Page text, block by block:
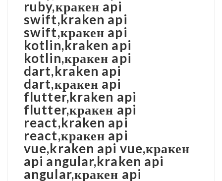
ruby,кракен api
swift,kraken api
swift,кракен api
kotlin,kraken api
kotlin,кракен api
dart,kraken api
dart,кракен api
flutter,kraken api
flutter,кракен api
react,kraken api
react,кракен api
vue,kraken api vue,кракен
api angular,kraken api
angular,кракен api